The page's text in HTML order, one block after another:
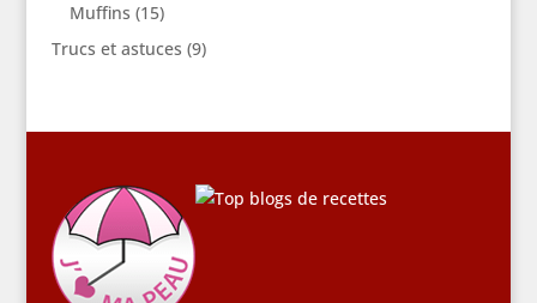
Muffins (15)
Trucs et astuces (9)